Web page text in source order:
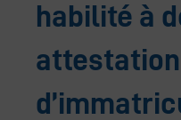
habilité à
attestation